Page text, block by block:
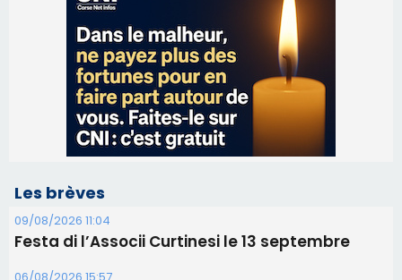
Les brèves
09/08/2026 11:04
Festa di l’Associi Curtinesi le 13 septembre
06/08/2026 15:57
Ucciani – Marché des producteurs à Cruculi le
06/08/2026 15:25
Corte – L’association A Nuciola organise une
projection sous les étoiles
06/08/2026 15:04